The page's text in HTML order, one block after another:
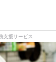
支援サービス